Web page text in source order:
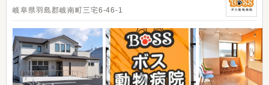
岐阜県羽島郡岐南町三宅6-46-1